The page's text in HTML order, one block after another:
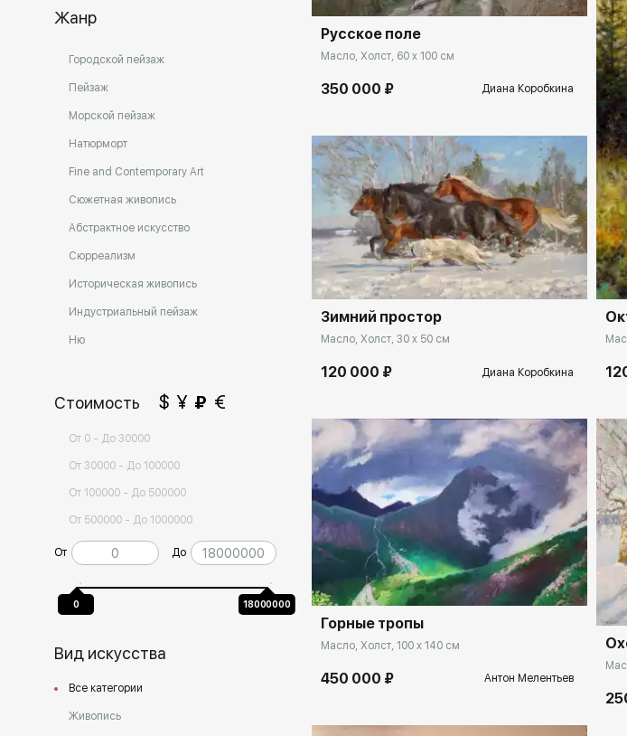
Жанр
Городской пейзаж
Пейзаж
Морской пейзаж
Натюрморт
Fine and Contemporary Art
Сюжетная живопись
Абстрактное искусство
Сюрреализм
Историческая живопись
Индустриальный пейзаж
Ню
Стоимость $ ¥ ₽ €
От 0 - До 30000
От 30000 - До 100000
От 100000 - До 500000
От 500000 - До 1000000
От До
0 18000000
Вид искусства
Все категории
Живопись
Русское поле
Масло, Холст, 60 x 100 см
350 000 ₽ Диана Коробкина
Домен: rakovgallery.ru
Зимний простор
Масло, Холст, 30 x 50 см
120 000 ₽ Диана Коробкина
Домен: rakovgallery.ru
Горные тропы
Масло, Холст, 100 x 140 см
450 000 ₽ Антон Мелентьев